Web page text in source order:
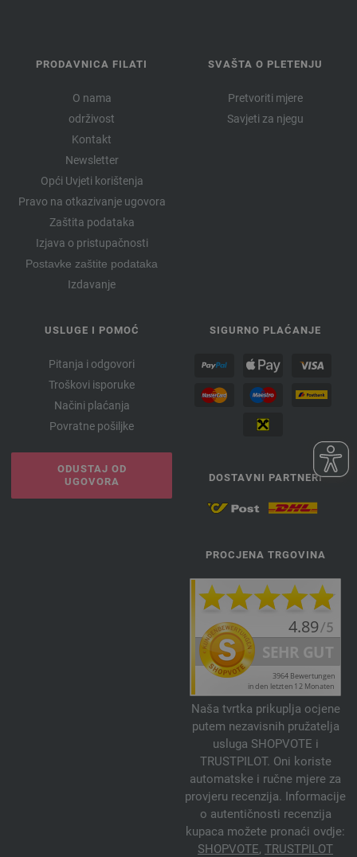
PRODAVNICA FILATI
O nama
održivost
Kontakt
Newsletter
Opći Uvjeti korištenja
Pravo na otkazivanje ugovora
Zaštita podataka
Izjava o pristupačnosti
Postavke zaštite podataka
Izdavanje
SVAŠTA O PLETENJU
Pretvoriti mjere
Savjeti za njegu
USLUGE I POMOĆ
Pitanja i odgovori
Troškovi isporuke
Načini plaćanja
Povratne pošiljke
ODUSTAJ OD
UGOVORA
SIGURNO PLAĆANJE
DOSTAVNI PARTNERI
PROCJENA TRGOVINA
Naša tvrtka prikuplja ocjene
putem nezavisnih pružatelja
usluga SHOPVOTE i
TRUSTPILOT. Oni koriste
automatske i ručne mjere za
provjeru recenzija. Informacije
o autentičnosti recenzija
kupaca možete pronaći ovdje:
SHOPVOTE, TRUSTPILOT